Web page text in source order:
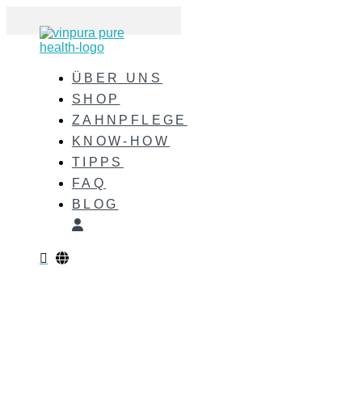
ÜBER UNS
SHOP
ZAHNPFLEGE
KNOW-HOW
TIPPS
FAQ
BLOG
